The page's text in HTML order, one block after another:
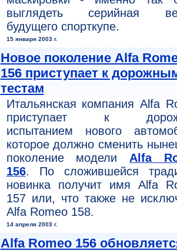
выглядеть серийная
будущего спорткупе.
15 января 2003 г.
Новое поколение Alfa
156 приступает к
тестам
Итальянская компания Alfa
приступает к
испытанием нового
которое должно сменить
поколение модели Alfa
156. По сложившейся
новинка получит имя Alfa
157 или, что также не
Alfa Romeo 158.
14 апреля 2003 г.
Alfa Romeo 156